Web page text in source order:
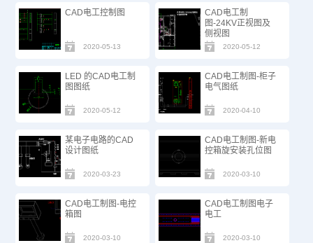
CAD电工控制图
2020-05-13
CAD电工制
图-24KV正视图及
侧视图
2020-05-12
LED 的CAD电工制
图图纸
2020-05-12
CAD电工制图-柜子
电气图纸
2020-04-10
某电子电路的CAD
设计图纸
2020-03-23
CAD电工制图-新电
控箱旋安装孔位图
2020-03-10
CAD电工制图-电控
箱图
2020-03-10
CAD电工制图电子
电工
2020-03-10